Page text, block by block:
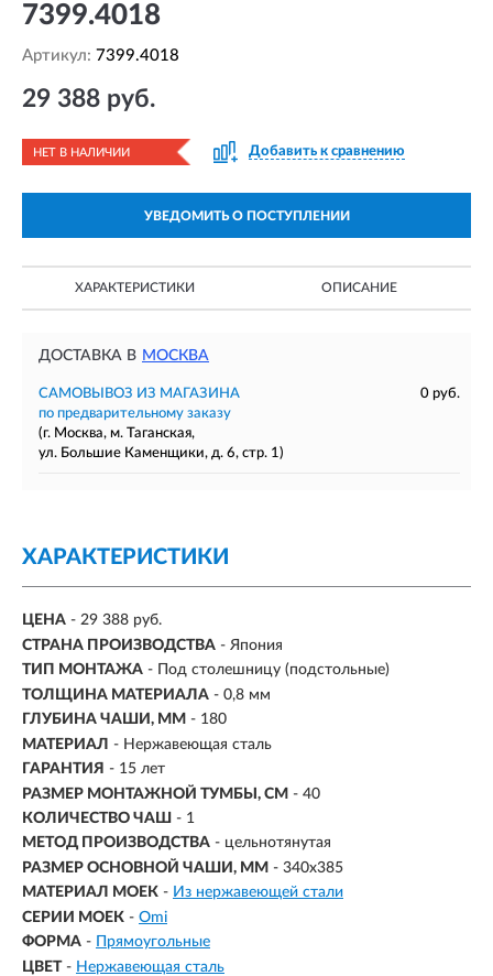
7399.4018
Артикул: 7399.4018
29 388 руб.
НЕТ В НАЛИЧИИ Добавить к сравнению
УВЕДОМИТЬ О ПОСТУПЛЕНИИ
ХАРАКТЕРИСТИКИ ОПИСАНИЕ
ДОСТАВКА В МОСКВА
САМОВЫВОЗ ИЗ МАГАЗИНА
0 руб.
по предварительному заказу
(г. Москва, м. Таганская,
ул. Большие Каменщики, д. 6, стр. 1)
ХАРАКТЕРИСТИКИ
ЦЕНА - 29 388 руб.
СТРАНА ПРОИЗВОДСТВА - Япония
ТИП МОНТАЖА -
Под столешницу (подстольные)
ТОЛЩИНА МАТЕРИАЛА - 0,8 мм
ГЛУБИНА ЧАШИ, ММ - 180
МАТЕРИАЛ - Нержавеющая сталь
ГАРАНТИЯ - 15 лет
РАЗМЕР МОНТАЖНОЙ ТУМБЫ, СМ - 40
КОЛИЧЕСТВО ЧАШ - 1
МЕТОД ПРОИЗВОДСТВА - цельнотянутая
РАЗМЕР ОСНОВНОЙ ЧАШИ, ММ - 340x385
МАТЕРИАЛ МОЕК - Из нержавеющей стали
СЕРИИ МОЕК - Omi
ФОРМА - Прямоугольные
ЦВЕТ - Нержавеющая сталь